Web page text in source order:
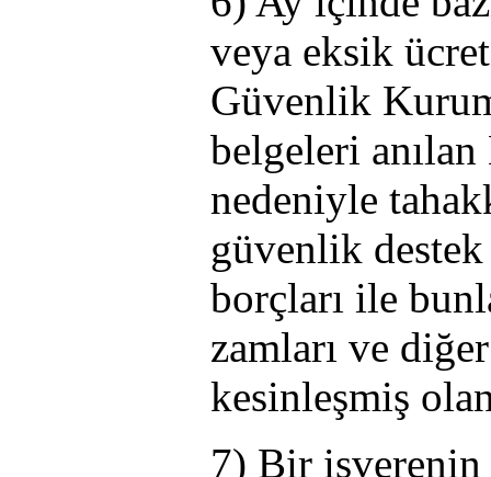
veya eksik
Güvenlik
belgeleri anılan
nedeniyle
güvenlik
borçları ile
zamları ve
kesinleşmiş
7) Bir